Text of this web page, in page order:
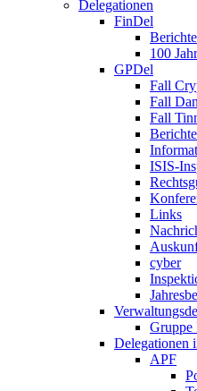
Delegationen
FinDel
Berichte
100
GPDel
Fall
Fall
Fall
Berichte
ISIS-
Links
cyber
Gruppe
Delegationen
APF